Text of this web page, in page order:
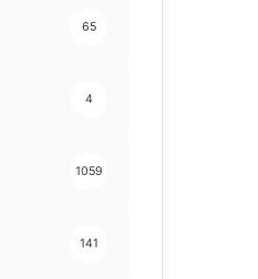
65
4
1059
141